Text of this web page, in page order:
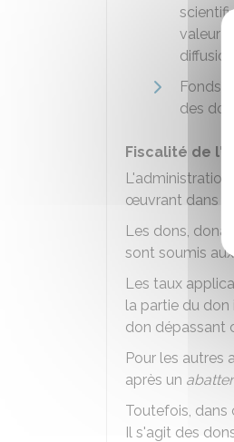
valeur
Fonds
des
Fiscalité de
œuvrant dans le
Les dons,
sont soumis
Les taux
la partie du don
don dépassant
Pour les autres
après un
Toutefois, dans
Il s'agit des